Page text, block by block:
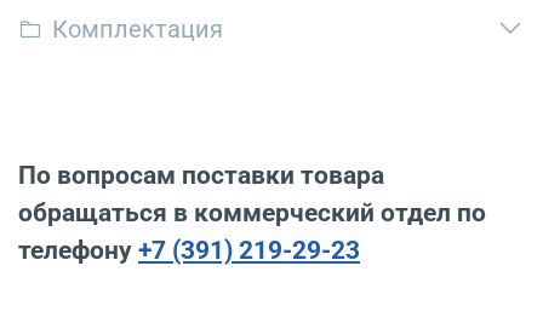
Комплектация
По вопросам поставки товара
обращаться в коммерческий отдел по
телефону +7 (391) 219-29-23